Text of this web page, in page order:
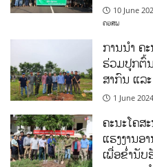
10 June
ຄອສພ
ການນໍາ ຄ
ຮ່ວມປູກຕົ້
ສາກົນ ແລ
1 June 2024
ຄະນະໂຄ
ແຮງງານອ
ເພື່ອຂໍ່ານັ